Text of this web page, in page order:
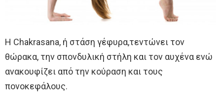
Η Chakrasana, ή στάση γέφυρα,τεντώνει τον
θώρακα, την σπονδυλική στήλη και τον αυχένα ενώ
ανακουφίζει από την κούραση και τους
πονοκεφάλους.